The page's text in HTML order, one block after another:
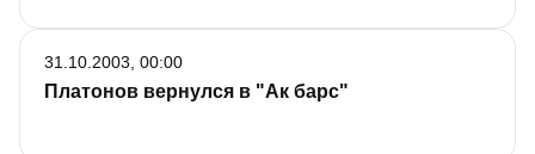
Платонов вернулся в "Ак барс"
31.10.2003, 00:00